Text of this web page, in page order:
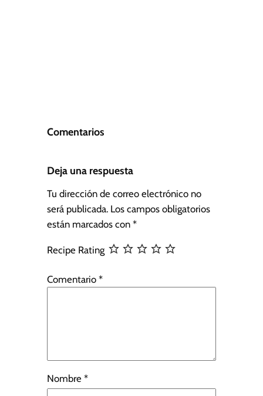
Comentarios
Deja una respuesta
Tu dirección de correo electrónico no
será publicada. Los campos obligatorios
están marcados con *
Recipe Rating
Comentario *
Nombre *